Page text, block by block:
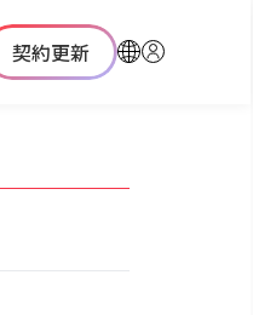
契約更新